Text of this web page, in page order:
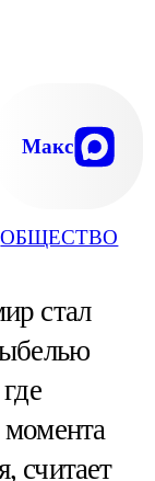
ОБЩЕСТВО
Макс
стал
момента
считает